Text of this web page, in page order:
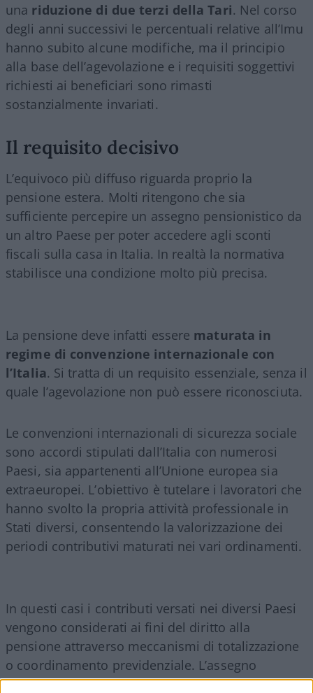
una riduzione di due terzi della Tari. Nel corso
degli anni successivi le percentuali relative all’Imu
hanno subito alcune modifiche, ma il principio
alla base dell’agevolazione e i requisiti soggettivi
richiesti ai beneficiari sono rimasti
sostanzialmente invariati.
Il requisito decisivo
L’equivoco più diffuso riguarda proprio la
pensione estera. Molti ritengono che sia
sufficiente percepire un assegno pensionistico da
un altro Paese per poter accedere agli sconti
fiscali sulla casa in Italia. In realtà la normativa
stabilisce una condizione molto più precisa.
La pensione deve infatti essere maturata in
regime di convenzione internazionale con
l’Italia. Si tratta di un requisito essenziale, senza il
quale l’agevolazione non può essere riconosciuta.
Le convenzioni internazionali di sicurezza sociale
sono accordi stipulati dall’Italia con numerosi
Paesi, sia appartenenti all’Unione europea sia
extraeuropei. L’obiettivo è tutelare i lavoratori che
hanno svolto la propria attività professionale in
Stati diversi, consentendo la valorizzazione dei
periodi contributivi maturati nei vari ordinamenti.
In questi casi i contributi versati nei diversi Paesi
vengono considerati ai fini del diritto alla
pensione attraverso meccanismi di totalizzazione
o coordinamento previdenziale. L’assegno
pensionistico nasce quindi all’interno di un